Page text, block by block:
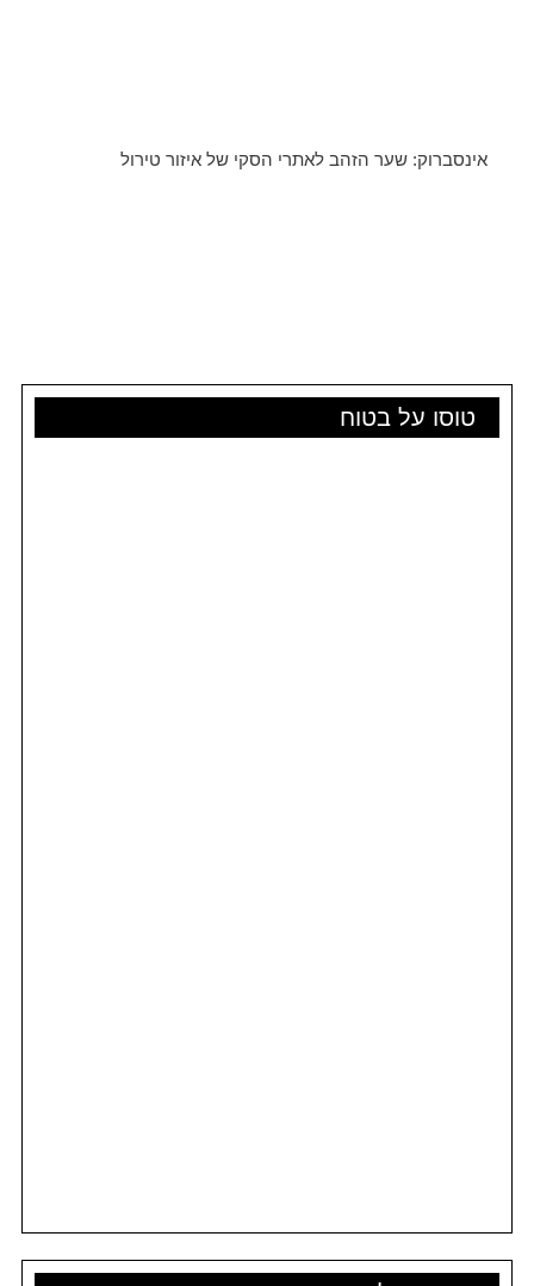
טוסו על בטוח
אינסברוק: שער הזהב לאתרי הסקי של איזור טירול